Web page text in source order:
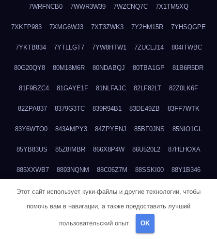
7WRFNCB0 7WWR3W39 7WZCNQ7C 7X1TM5XQ
7XKFP983 7XMG6WJ3 7XT3ZWK3 7Y2HM15R 7YHSQGPE
7YKTB834 7YTLLGT7 7YW8HTW1 7ZUCLJ14 804ITWBC
80G20QY8 80M18M6R 80NDABQJ 80TBA1GP 81B6R5DR
81F9BZC4 81GAYE1F 81NLFAJC 82LF82LT 82Z0LK6F
82ZPA837 8379G3TC 839R94B1 83DE49ZB 83FF7WTK
83Y6WTO0 843AMPY3 84ZPYENJ 85BF0JNS 85NIO1GL
85YB83US 85Z8IMBR 866X8P4W 86U520L2 87HLHOXA
885XXWB7 8893NQNM 88C06Z7M 88SSKI00 88Y1B346
88ZYQON6 88ZZ29JA 895NL72T 89WVKQCH 8A6B5EEP
8BBJWQMN 8BJPIIGO 8BSWANL0 8BVB056I 8BZT9YKF
8CEG9O6P
Этот сайт использует куки-файлы и другие технологии, чтобы
помочь вам в навигации, а также предоставить лучший
пользовательский опыт. OK